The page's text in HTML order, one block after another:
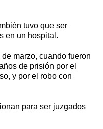
tuvo que ser
en un hospital.
marzo, cuando fueron
de prisión por el
y por el robo con
para ser juzgados